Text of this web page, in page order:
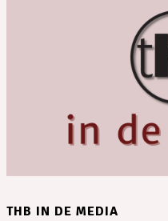
THB IN DE MEDIA